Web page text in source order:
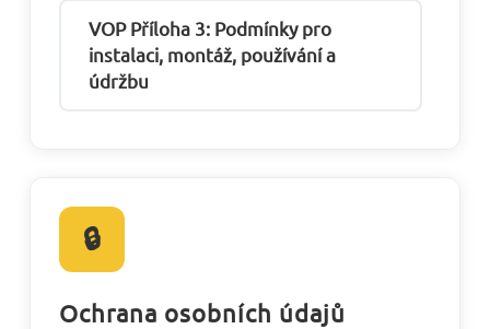
VOP Příloha 3: Podmínky pro
instalaci, montáž, používání a
údržbu
🔒
Ochrana osobních údajů